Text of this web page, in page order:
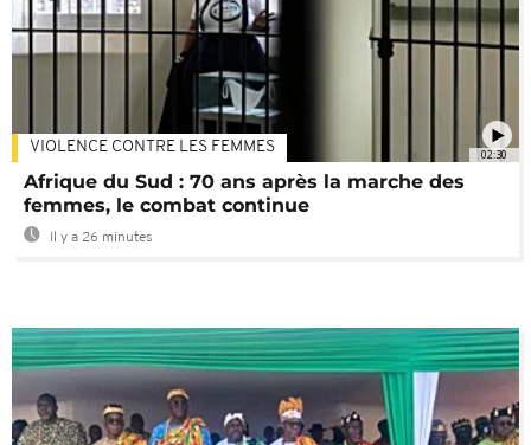
02:30
VIOLENCE CONTRE LES FEMMES
Afrique du Sud : 70 ans après la marche des
femmes, le combat continue
Il y a 26 minutes